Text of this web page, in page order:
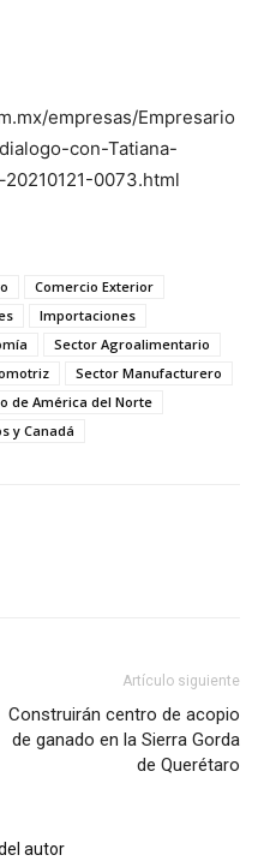
empresas/Empresario
con-Tatiana-
0073.html
Comercio Exterior
Importaciones
Sector Agroalimentario
Sector Manufacturero
de América del Norte
y Canadá
Artículo siguiente
Construirán centro de acopio
de ganado en la Sierra Gorda
de Querétaro
autor